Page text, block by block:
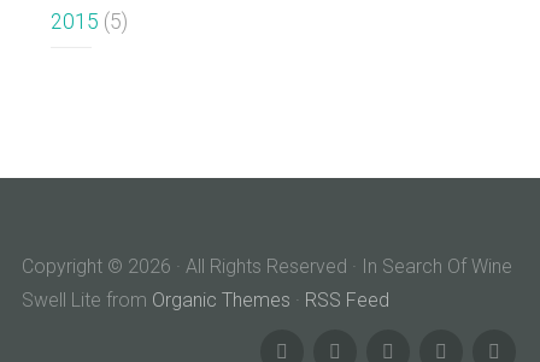
2015 (5)
Copyright © 2026 · All Rights Reserved · In Search Of Wine
Swell Lite from Organic Themes · RSS Feed